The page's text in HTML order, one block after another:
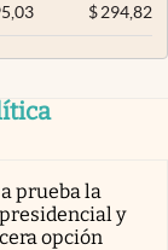
$294,82
prueba la
y
opción